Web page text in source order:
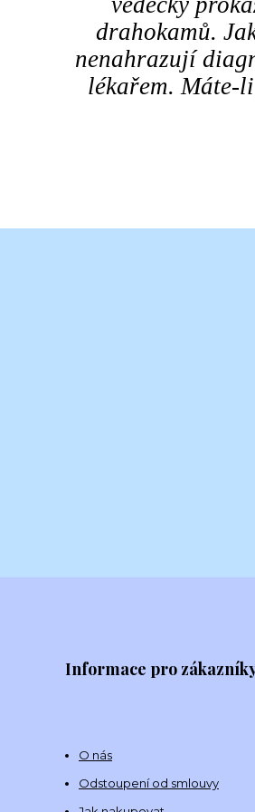
drahokamů.
nenahrazují
lékařem. Máte-
Informace pro
O nás
Odstoupení od smlouvy